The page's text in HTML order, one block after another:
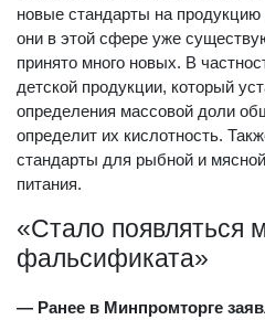
новые стандарты на продукцию
они в этой сфере уже
принято много новых. В
детской продукции, который
определения массовой доли
определит их кислотность.
стандарты для рыбной и
питания.
«Стало появляться
фальсификата»
— Ранее в Минпромторге